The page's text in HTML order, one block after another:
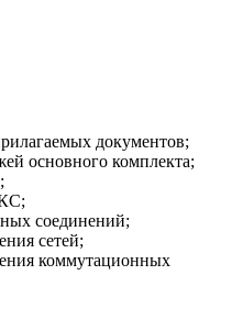
документов;
основного комплекта;
соединений;
сетей;
коммутационных